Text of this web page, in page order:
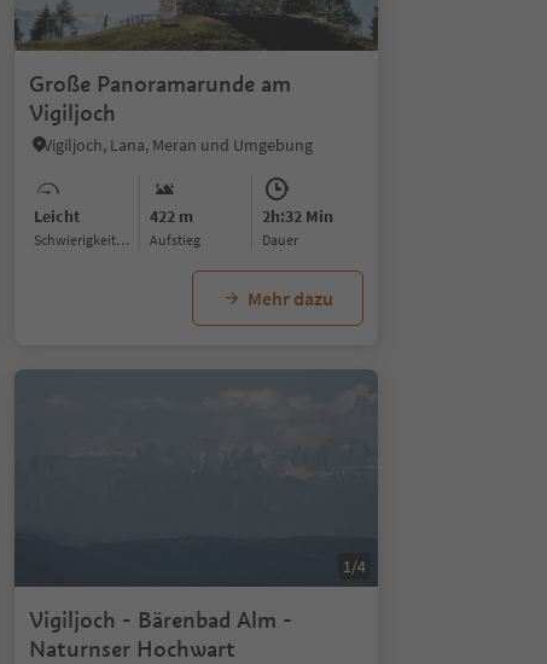
Große Panoramarunde am
Vigiljoch
Vigiljoch, Lana, Meran und Umgebung
Leicht
Schwierigkeitsgrad
422 m
Aufstieg
2h:32 Min
Dauer
Mehr dazu
1/4
Vigiljoch - Bärenbad Alm -
Naturnser Hochwart